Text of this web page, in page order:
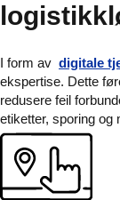
I form av digitale
ekspertise. Dette
redusere feil
etiketter, sporing og